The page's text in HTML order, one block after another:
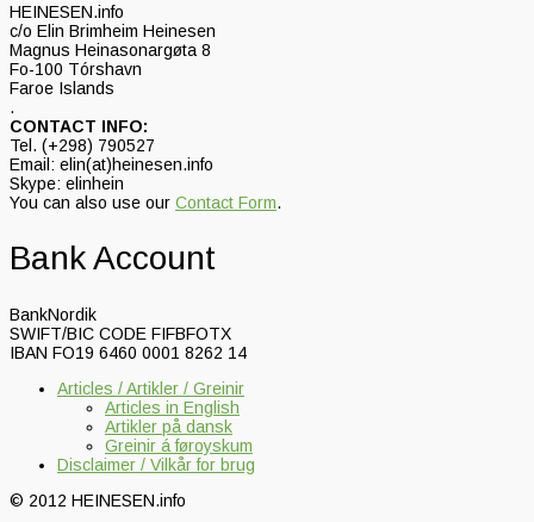
HEINESEN.info
c/o Elin Brimheim Heinesen
Magnus Heinasonargøta 8
Fo-100 Tórshavn
Faroe Islands
.
CONTACT INFO:
Tel. (+298) 790527
Email: elin(at)heinesen.info
Skype: elinhein
You can also use our Contact Form.
Bank Account
BankNordik
SWIFT/BIC CODE FIFBFOTX
IBAN FO19 6460 0001 8262 14
Articles / Artikler / Greinir
Articles in English
Artikler på dansk
Greinir á føroyskum
Disclaimer / Vilkår for brug
© 2012 HEINESEN.info